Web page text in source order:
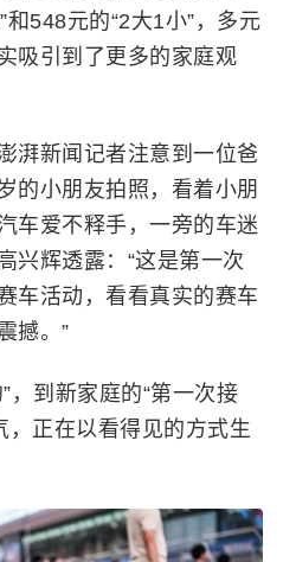
和548元的“2大1小”，多元
吸引到了更多的家庭观
湃新闻记者注意到一位爸
的小朋友拍照，看着小朋
车爱不释手，一旁的车迷
兴辉透露：“这是第一次
车活动，看看真实的赛车
撼。”
，到新家庭的“第一次接
，正在以看得见的方式生